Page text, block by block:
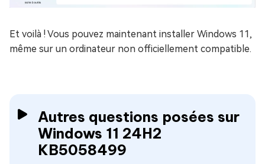
Et voilà ! Vous pouvez maintenant installer Windows 11,
même sur un ordinateur non officiellement compatible.
Autres questions posées sur
Windows 11 24H2
KB5058499